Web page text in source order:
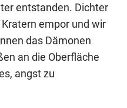
entstanden. Dichter
empor und wir
das Dämonen
an die Oberfläche
angst zu